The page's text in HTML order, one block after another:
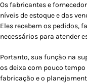
Os fabricantes e
níveis de estoque e das
Eles recebem os pedidos,
necessários para atender
Portanto, sua função na
os deixa com pouco
fabricação e o